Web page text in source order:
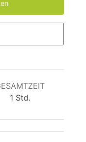
1Stunde
Std.